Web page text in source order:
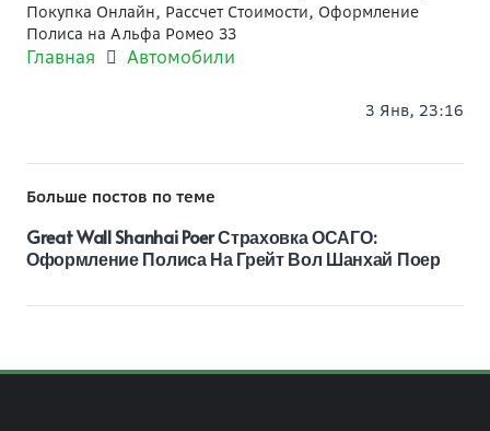
Покупка Онлайн, Рассчет Стоимости, Оформление
Полиса на Альфа Ромео 33
Главная Автомобили
3 Янв, 23:16
Больше постов по теме
Great Wall Shanhai Poer Страховка ОСАГО:
Оформление Полиса На Грейт Вол Шанхай Поер